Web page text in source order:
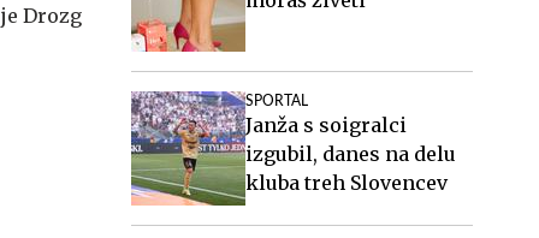
Drozg
SPORTAL
Janža s soigralci
izgubil, danes na delu
kluba treh Slovencev